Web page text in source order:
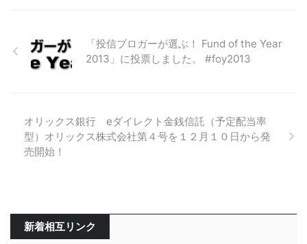
「投信ブロガーが選ぶ！ Fund of the Year
2013」に投票しました。 #foy2013
オリックス銀行 eダイレクト金銭信託（予定配当率
型）オリックス株式会社第４号を１２月１０日から発
売開始！
新着相互リンク